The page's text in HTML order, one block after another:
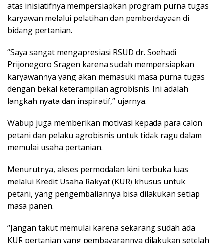
atas inisiatifnya mempersiapkan program purna tugas
karyawan melalui pelatihan dan pemberdayaan di
bidang pertanian.
“Saya sangat mengapresiasi RSUD dr. Soehadi
Prijonegoro Sragen karena sudah mempersiapkan
karyawannya yang akan memasuki masa purna tugas
dengan bekal keterampilan agrobisnis. Ini adalah
langkah nyata dan inspiratif,” ujarnya.
Wabup juga memberikan motivasi kepada para calon
petani dan pelaku agrobisnis untuk tidak ragu dalam
memulai usaha pertanian.
Menurutnya, akses permodalan kini terbuka luas
melalui Kredit Usaha Rakyat (KUR) khusus untuk
petani, yang pengembaliannya bisa dilakukan setiap
masa panen.
“Jangan takut memulai karena sekarang sudah ada
KUR pertanian yang pembayarannya dilakukan setelah